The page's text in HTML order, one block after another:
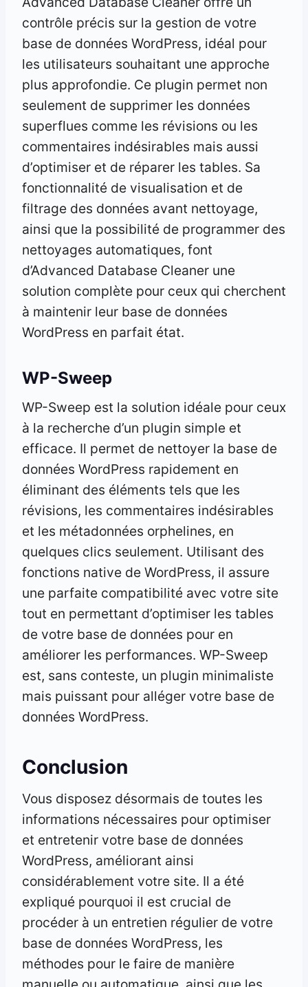
contrôle précis sur la gestion de votre
base de données WordPress, idéal pour
les utilisateurs souhaitant une approche
plus approfondie. Ce plugin permet non
seulement de supprimer les données
superflues comme les révisions ou les
commentaires indésirables mais aussi
d’optimiser et de réparer les tables. Sa
fonctionnalité de visualisation et de
filtrage des données avant nettoyage,
ainsi que la possibilité de programmer des
nettoyages automatiques, font
d’Advanced Database Cleaner une
solution complète pour ceux qui cherchent
à maintenir leur base de données
WordPress en parfait état.
WP-Sweep
WP-Sweep est la solution idéale pour ceux
à la recherche d’un plugin simple et
efficace. Il permet de nettoyer la base de
données WordPress rapidement en
éliminant des éléments tels que les
révisions, les commentaires indésirables
et les métadonnées orphelines, en
quelques clics seulement. Utilisant des
fonctions native de WordPress, il assure
une parfaite compatibilité avec votre site
tout en permettant d’optimiser les tables
de votre base de données pour en
améliorer les performances. WP-Sweep
est, sans conteste, un plugin minimaliste
mais puissant pour alléger votre base de
données WordPress.
Conclusion
Vous disposez désormais de toutes les
informations nécessaires pour optimiser
et entretenir votre base de données
WordPress, améliorant ainsi
considérablement votre site. Il a été
expliqué pourquoi il est crucial de
procéder à un entretien régulier de votre
base de données WordPress, les
méthodes pour le faire de manière